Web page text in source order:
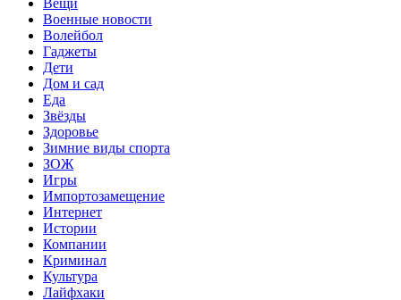
Военные новости
Волейбол
Гаджеты
Дети
Дом и сад
Еда
Звёзды
Здоровье
Зимние виды спорта
ЗОЖ
Игры
Импортозамещение
Интернет
Истории
Компании
Криминал
Культура
Лайфхаки